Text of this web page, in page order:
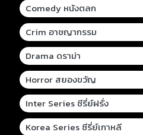
Comedy หนังตลก
Crim อาชญากรรม
Drama ดราม่า
Horror สยองขวัญ
Inter Series ซีรี่ย์ฝรั่ง
Korea Series ซีรี่ย์เกาหลี